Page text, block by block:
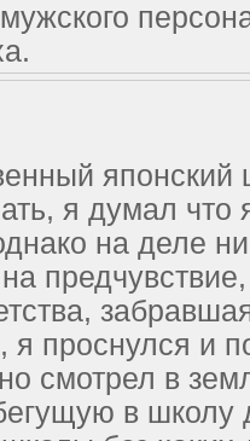
я думал что
на деле
я проснулся и
смотрел в
в школу